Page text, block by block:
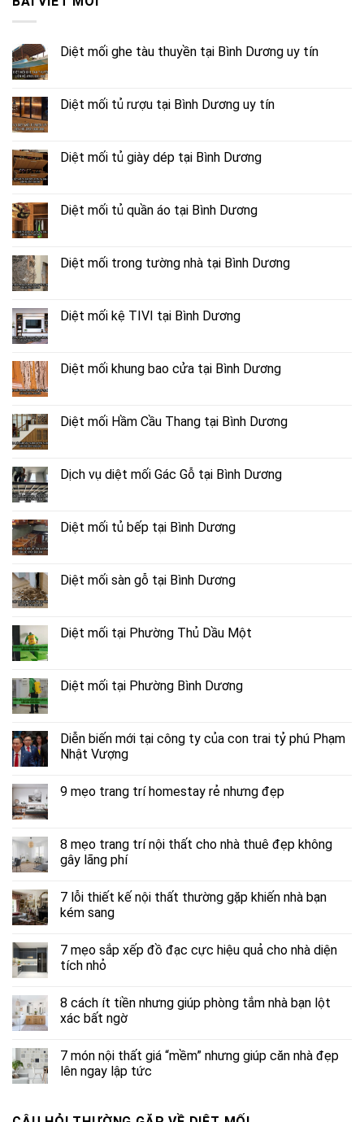
Diệt mối ghe tàu thuyền tại Bình Dương uy tín
Diệt mối tủ rượu tại Bình Dương uy tín
Diệt mối tủ giày dép tại Bình Dương
Diệt mối tủ quần áo tại Bình Dương
Diệt mối trong tường nhà tại Bình Dương
Diệt mối kệ TIVI tại Bình Dương
Diệt mối khung bao cửa tại Bình Dương
Diệt mối Hầm Cầu Thang tại Bình Dương
Dịch vụ diệt mối Gác Gỗ tại Bình Dương
Diệt mối tủ bếp tại Bình Dương
Diệt mối sàn gỗ tại Bình Dương
Diệt mối tại Phường Thủ Dầu Một
Diệt mối tại Phường Bình Dương
Diễn biến mới tại công ty của con trai tỷ phú Phạm
Nhật Vượng
9 mẹo trang trí homestay rẻ nhưng đẹp
8 mẹo trang trí nội thất cho nhà thuê đẹp không
gây lãng phí
7 lỗi thiết kế nội thất thường gặp khiến nhà bạn
kém sang
7 mẹo sắp xếp đồ đạc cực hiệu quả cho nhà diện
tích nhỏ
8 cách ít tiền nhưng giúp phòng tắm nhà bạn lột
xác bất ngờ
7 món nội thất giá “mềm” nhưng giúp căn nhà đẹp
lên ngay lập tức